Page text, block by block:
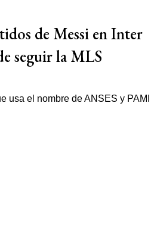
de Messi en Inter
seguir la MLS